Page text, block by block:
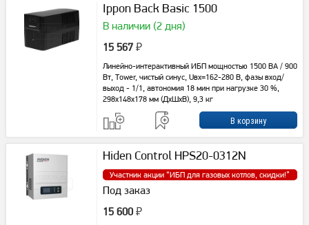
Ippon Back Basic 1500
В наличии (2 дня)
15 567 ₽
Линейно-интерактивный ИБП мощностью 1500 ВА / 900
Вт, Tower, чистый синус, Uвх=162-280 В, фазы вход/
выход - 1/1, автономия 18 мин при нагрузке 30 %,
298х148х178 мм (ДхШхВ), 9,3 кг
Hiden Control HPS20-0312N
Участник акции “ИБП для газовых котлов, скидки!”
Под заказ
15 600 ₽